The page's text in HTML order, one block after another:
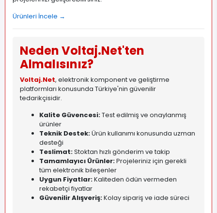
Ürünleri İncele →
Neden Voltaj.Net'ten
Almalısınız?
Voltaj.Net, elektronik komponent ve geliştirme
platformları konusunda Türkiye'nin güvenilir
tedarikçisidir.
Kalite Güvencesi:Test edilmiş ve onaylanmış
ürünler
Teknik Destek:Ürün kullanımı konusunda uzman
desteği
Teslimat:Stoktan hızlı gönderim ve takip
Tamamlayıcı Ürünler:Projeleriniz için gerekli
tüm elektronik bileşenler
Uygun Fiyatlar:Kaliteden ödün vermeden
rekabetçi fiyatlar
Güvenilir Alışveriş:Kolay sipariş ve iade süreci